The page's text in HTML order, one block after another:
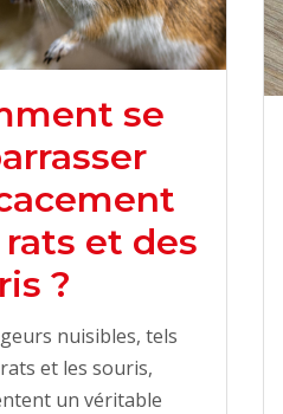
se
et des
?
nuisibles, tels
et les souris,
un véritable